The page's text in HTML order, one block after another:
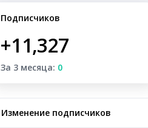
Подписчиков
+11,327
За 3 месяца: 0
Изменение подписчиков